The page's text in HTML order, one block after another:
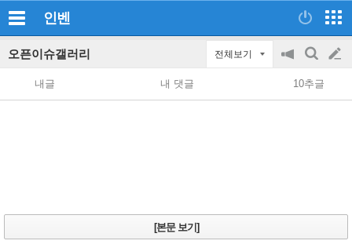
인벤
오픈이슈갤러리 전체보기
공
지
on/off
검
색
글
쓰
내글 내 댓글 10추글
[본문 보기]